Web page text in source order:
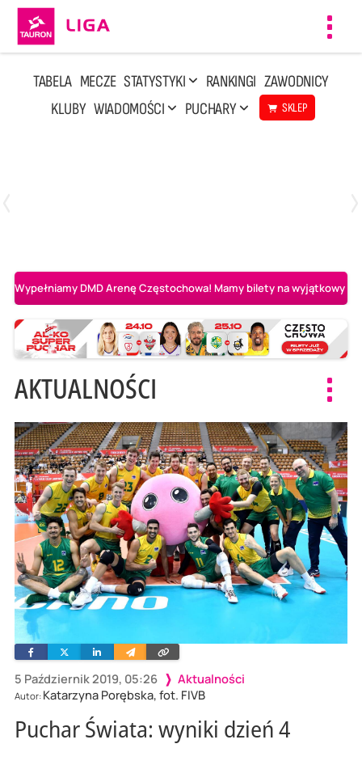
TABELA MECZE STATYSTYKI RANKINGI ZAWODNICY
KLUBY WIADOMOŚCI PUCHARY SKLEP
Wypełniamy DMD Arenę Częstochowa! Mamy bilety na wyjątkowy
AKTUALNOŚCI
5 Październik 2019, 05:26 Aktualności
Autor: Katarzyna Porębska, fot. FIVB
FacebookTwitterLinkedinWyślij
e-
Skopiuj
link
Puchar Świata: wyniki dzień 4